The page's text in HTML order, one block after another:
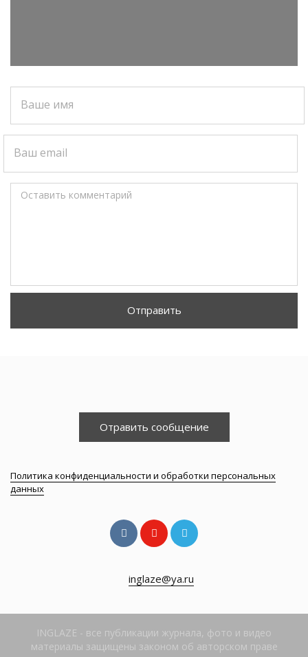
Ваше имя
Ваш email
Оставить комментарий
Отправить
Отравить сообщение
Политика конфиденциальности и обработки персональных
данных
inglaze@ya.ru
INGLAZE - все публикации журнала, фото и видео
материалы защищены законом об авторском праве